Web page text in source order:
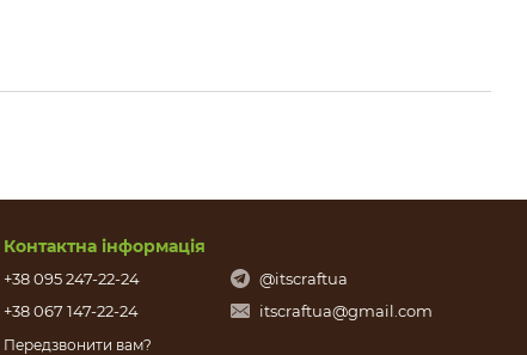
Контактна інформація
+38 095 247-22-24
+38 067 147-22-24
Передзвонити вам?
@itscraftua
itscraftua@gmail.com